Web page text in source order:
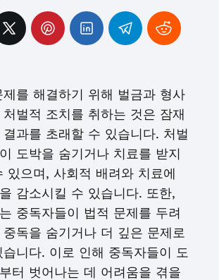
제를 해결하기 위해 벌금과 형사
벌적 조치를 취하는 것은 잠재
과를 초래할 수 있습니다. 처벌
도박을 숨기거나 치료를 받지
있으며, 사회적 배려와 치료에
감소시킬 수 있습니다. 또한,
중독자들이 법적 문제를 두려
독을 숨기거나 더 깊은 문제로
니다. 이로 인해 중독자들이 도
터 벗어나는 데 어려움을 겪을